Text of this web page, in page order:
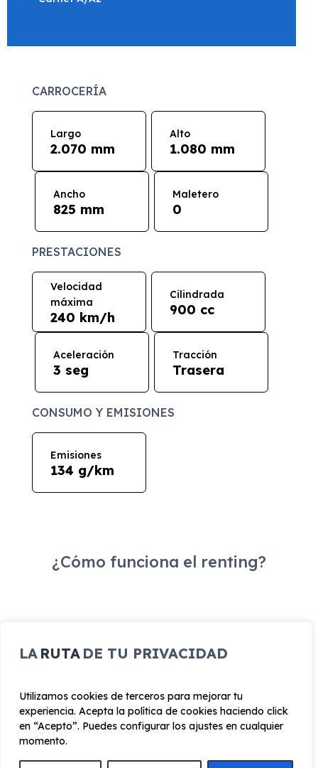
LA RUTA DE TU PRIVACIDAD
Utilizamos cookies de terceros para mejorar tu
experiencia. Acepta la política de cookies haciendo click
en “Acepto”. Puedes configurar los ajustes en cualquier
momento.
CARROCERÍA
Largo
2.070 mm
Alto
1.080 mm
Ancho
825 mm
Maletero
0
PRESTACIONES
Velocidad
máxima
240 km/h
Cilindrada
900 cc
Aceleración
3 seg
Tracción
Trasera
CONSUMO Y EMISIONES
Emisiones
134 g/km
¿Cómo funciona el renting?
conocer toda la información y características del
vehículo.